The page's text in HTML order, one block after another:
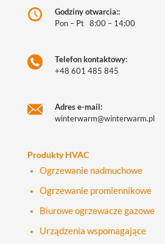
Godziny otwarcia::
Pon – Pt 8:00 – 14:00
Telefon kontaktowy:
+48 601 485 845
Adres e-mail:
winterwarm@winterwarm.pl
Produkty HVAC
Ogrzewanie nadmuchowe
Ogrzewanie promiennikowe
Biurowe ogrzewacze gazowe
Urządzenia wspomagające